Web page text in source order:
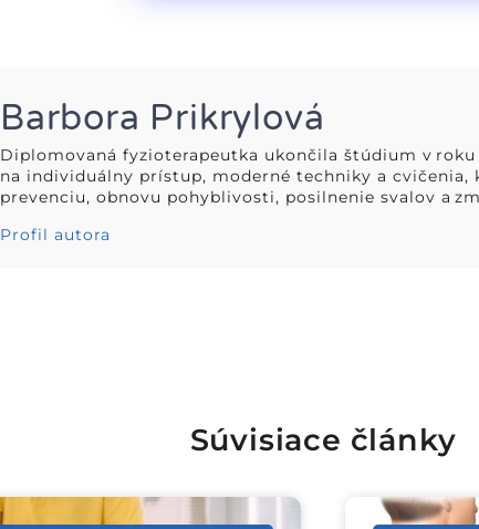
Barbora Prikrylová
Diplomovaná fyzioterapeutka ukončila štúdium v roku
na individuálny prístup, moderné techniky a cvičenia,
prevenciu, obnovu pohyblivosti, posilnenie svalov a
Profil autora
Súvisiace články